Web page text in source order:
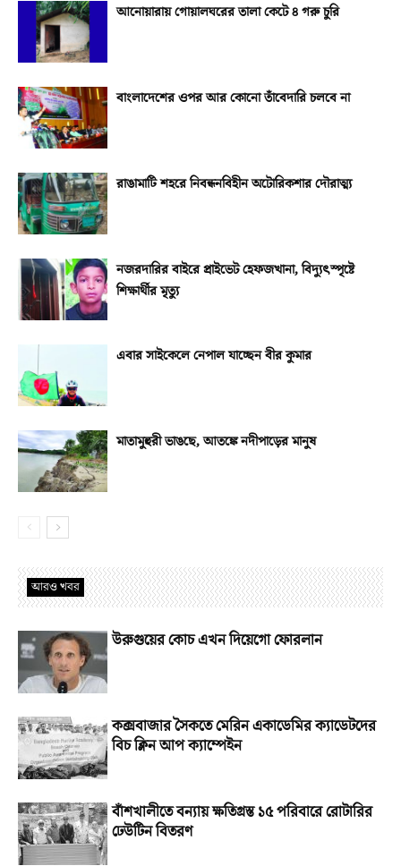
আনোয়ারায় গোয়ালঘরের তালা কেটে ৪ গরু চুরি
বাংলাদেশের ওপর আর কোনো তাঁবেদারি চলবে না
রাঙামাটি শহরে নিবন্ধনবিহীন অটোরিকশার দৌরাত্ম্য
নজরদারির বাইরে প্রাইভেট হেফজখানা, বিদ্যুৎস্পৃষ্টে
শিক্ষার্থীর মৃত্যু
এবার সাইকেলে নেপাল যাচ্ছেন বীর কুমার
মাতামুহুরী ভাঙছে, আতঙ্কে নদীপাড়ের মানুষ
আরও খবর
উরুগুয়ের কোচ এখন দিয়েগো ফোরলান
কক্সবাজার সৈকতে মেরিন একাডেমির ক্যাডেটদের
বিচ ক্লিন আপ ক্যাম্পেইন
বাঁশখালীতে বন্যায় ক্ষতিগ্রস্ত ১৫ পরিবারে রোটারির
ঢেউটিন বিতরণ